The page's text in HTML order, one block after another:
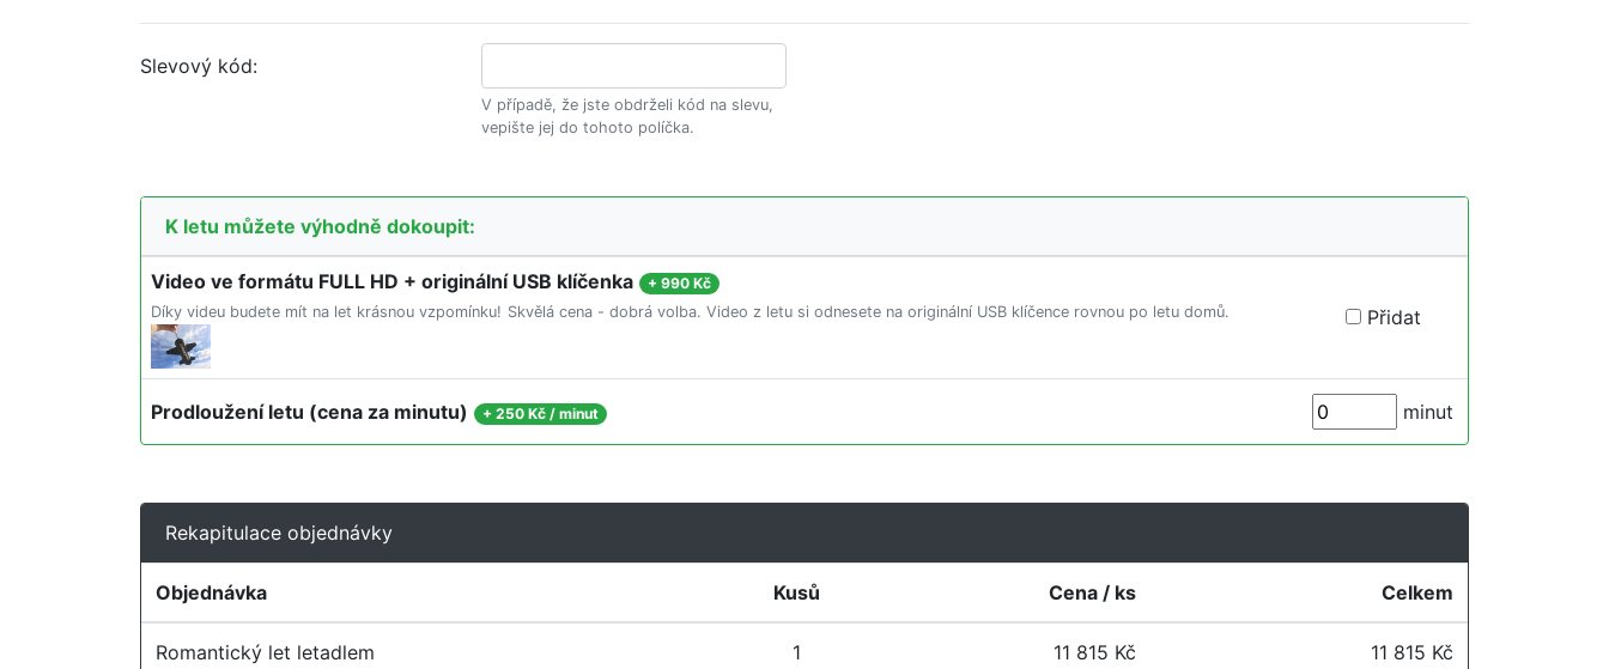
Slevový kód:
V případě, že jste obdrželi kód na slevu,
vepište jej do tohoto políčka.
K letu můžete výhodně dokoupit:
Video ve formátu FULL HD + originální USB klíčenka +990 Kč
Díky videu budete mít na let krásnou vzpomínku! Skvělá cena - dobrá volba. Video z letu si odnesete na originální USB klíčence rovnou po letu domů. Přidat
Prodloužení letu (cena za minutu) +250 Kč / minut minut
Rekapitulace objednávky
Objednávka Kusů Cena / ks Celkem
Romantický let letadlem 1 11 815 Kč 11 815 Kč